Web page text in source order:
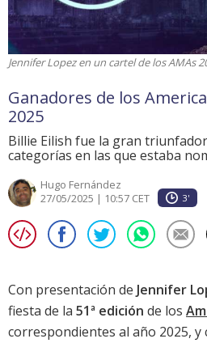
Jennifer Lopez en un cartel de los AMAs
Ganadores de los
2025
Billie Eilish fue la gran
categorías en las que estaba
Hugo Fernández
27/05/2025 | 10:57 CET
3'
Con presentación de Jennifer
fiesta de la 51ª edición de los
correspondientes al año 2025, y